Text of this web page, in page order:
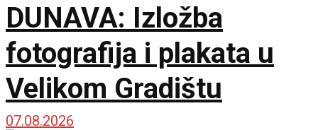
DUNAVA: Izložba
fotografija i plakata u
Velikom Gradištu
07.08.2026